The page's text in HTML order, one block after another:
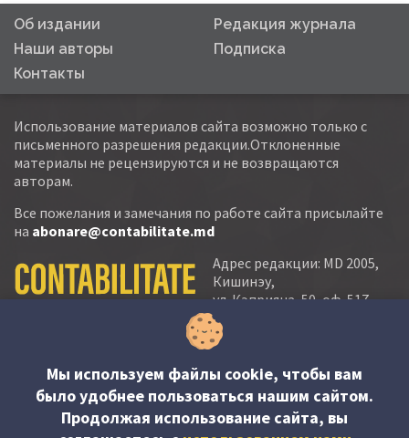
Об издании
Редакция журнала
Наши авторы
Подписка
Контакты
Использование материалов сайта возможно только с
письменного разрешения редакции.Отклоненные
материалы не рецензируются и не возвращаются
авторам.
Все пожелания и замечания по работе сайта присылайте
на abonare@contabilitate.md
Адрес редакции: MD 2005,
Кишинэу,
ул. Кэприяна, 50, оф. 517-
518
тел.:
тел./факс: (+373 22) 22 53 90
e-mail:
abonare@contabilitate.md
Мы используем файлы cookie, чтобы вам
было удобнее пользоваться нашим сайтом.
Продолжая использование сайта, вы